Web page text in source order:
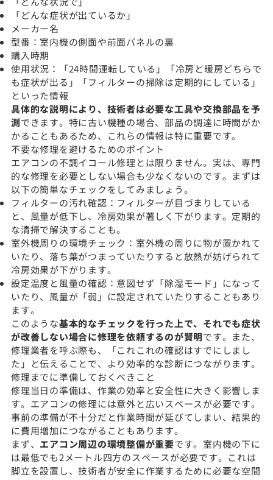
「どんな症状が出ているか」
メーカー名
型番：室内機の側面や前面パネルの裏
購入時期
使用状況：「24時間運転している」「冷房と暖房どちらで
も症状が出る」「フィルターの掃除は定期的にしている」
といった情報
具体的な説明により、技術者は必要な工具や交換部品を予
測できます。特に古い機種の場合、部品の調達に時間がか
かることもあるため、これらの情報は特に重要です。
不要な修理を避けるためのポイント
エアコンの不調イコール修理とは限りません。実は、専門
的な修理を必要としない場合も少なくないのです。まずは
以下の簡単なチェックをしてみましょう。
フィルターの汚れ確認：フィルターが目づまりしている
と、風量が低下し、冷房効果が著しく下がります。定期的
な清掃で解決することも。
室外機周りの環境チェック：室外機の周りに物が置かれて
いたり、落ち葉がつまっていたりすると放熱が妨げられて
冷房効果が下がります。
設定温度と風量の確認：意図せず「除湿モード」になって
いたり、風量が「弱」に設定されていたりすることもあり
ます。
このような基本的なチェックを行った上で、それでも症状
が改善しない場合に修理を依頼するのが賢明です。また、
修理業者を呼ぶ際も、「これこれの確認はすでにしまし
た」と伝えることで、より効率的な診断につながります。
修理までに準備しておくべきこと
修理当日の準備は、作業の効率と安全性に大きく影響しま
す。エアコンの修理には意外と広いスペースが必要です。
事前の準備が不十分だと作業時間が延びてしまい、結果的
に費用増加につながることもあります。
まず、 エアコン周辺の環境整備が重要です。室内機の下に
は最低でも2メートル四方のスペースが必要です。これは
脚立を設置し、技術者が安全に作業するために必要な空間